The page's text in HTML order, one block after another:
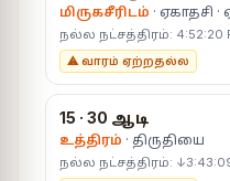
மிருகசீரிடம் · ஏகாதசி ·
நல்ல நட்சத்திரம்: 4:52:20
⚠ வாரம் ஏற்றதல்ல
15 · 30 ஆடி
உத்திரம் · திருதியை
நல்ல நட்சத்திரம்: